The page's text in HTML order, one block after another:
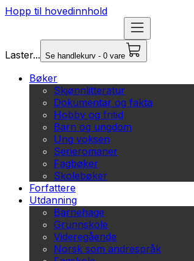
Hopp til hovedinnhold
Laster... Se handlekurv - 0 vare
Bøker
Skjønnlitteratur
Dokumentar og fakta
Hobby og fritid
Barn og ungdom
Ung voksen
Serieromaner
Fagbøker
Skolebøker
Forfattere
Utdanning
Barnehage
Grunnskole
Videregående
Norsk som andrespråk